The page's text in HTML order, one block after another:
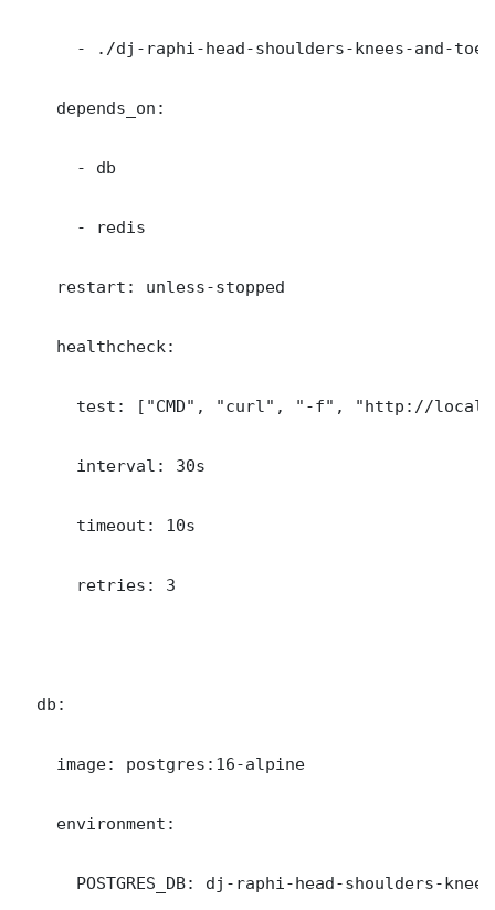
- ./dj-raphi-head-shoulders-knees-and-
    depends_on:
      - db
      - redis
    restart: unless-stopped
    healthcheck:
test: ["CMD", "curl", "-f", "http://
      interval: 30s
      timeout: 10s
      retries: 3
  db:
    image: postgres:16-alpine
    environment:
POSTGRES_DB: dj-raphi-head-shoulders-